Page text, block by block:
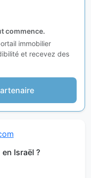
commence.
immobilier
et recevez des
Israël ?